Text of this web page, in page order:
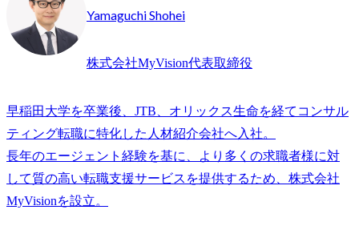
Yamaguchi Shohei
株式会社MyVision代表取締役
早稲田大学を卒業後、JTB、オリックス生命を経てコンサル
ティング転職に特化した人材紹介会社へ入社。
長年のエージェント経験を基に、より多くの求職者様に対
して質の高い転職支援サービスを提供するため、株式会社